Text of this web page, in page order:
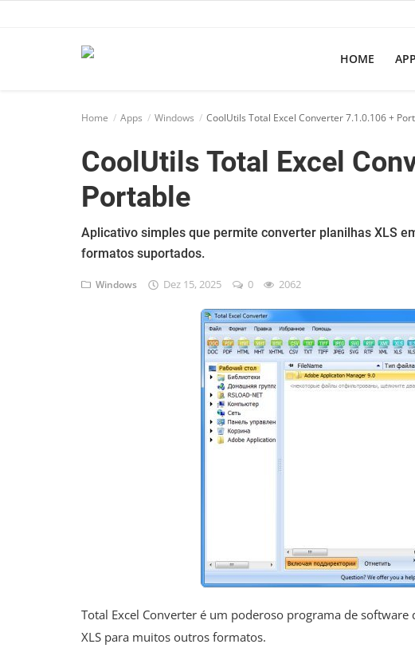
HOME
Home Apps Windows CoolUtils Total Excel Converter 7.1.0.106 +
CoolUtils Total Excel
Portable
Aplicativo simples que permite converter planilhas XLS
formatos suportados.
Windows Dez 15, 2025 0 2062
Total Excel Converter é um poderoso programa de
XLS para muitos outros formatos.